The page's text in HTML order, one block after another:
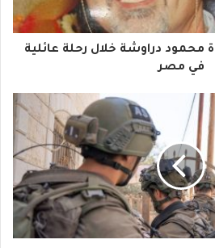
محمود دراوشة خلال رحلة عائلية
في مصر